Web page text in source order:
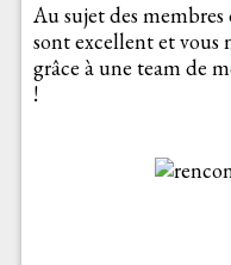
Au sujet des
sont excellent et vous
grâce à une team de
!